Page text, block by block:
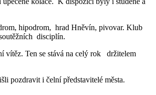
hipodrom, hrad Hněvín, pivovar. Klub
disciplín.
vítěz. Ten se stává na celý rok držitelem
pozdravit i čelní představitelé města.